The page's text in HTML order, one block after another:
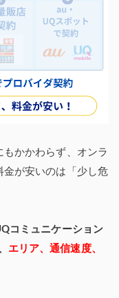
かかわらず、オンラ
が安いのは「少し危
コミュニケーション
エリア、通信速度、